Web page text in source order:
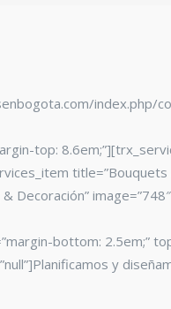
index.php/
top:
title=”Bouquets
Decoración” image=”748″
bottom: 2.5em;”
y